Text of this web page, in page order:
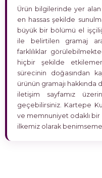
Ürün bilgilerinde yer
en hassas şekilde
büyük bir bölümü el
ile belirtilen gramaj
farklılıklar
hiçbir şekilde
sürecinin doğasından
ürünün gramajı hakkında
iletişim sayfamız
geçebilirsiniz. Kartepe
ve memnuniyet odaklı bir
ilkemiz olarak